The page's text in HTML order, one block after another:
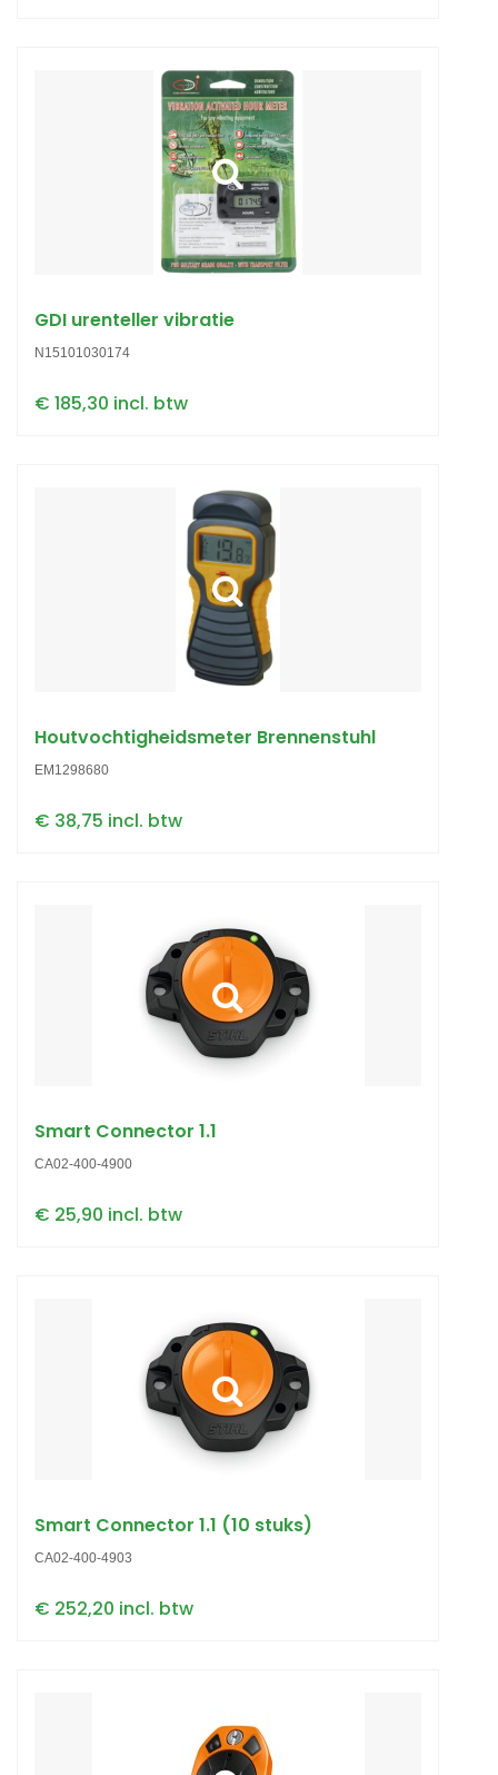
GDI urenteller vibratie
N15101030174
€ 185,30 incl. btw
Houtvochtigheidsmeter Brennenstuhl
EM1298680
€ 38,75 incl. btw
Smart Connector 1.1
CA02-400-4900
€ 25,90 incl. btw
Smart Connector 1.1 (10 stuks)
CA02-400-4903
€ 252,20 incl. btw